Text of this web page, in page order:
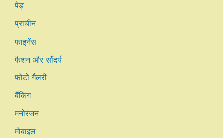
पेड़
प्राचीन
फाइनेंस
फैशन और सौंदर्य
फोटो गैलरी
बैंकिंग
मनोरंजन
मोबाइल